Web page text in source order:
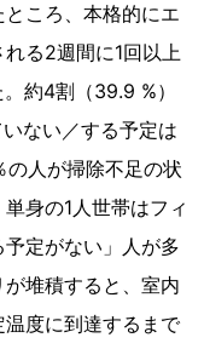
ころ、本格的にエ
る2週間に1回以上
約4割（39.9 %）
ない／する予定は
人が掃除不足の状
身の1人世帯はフィ
定がない」人が多
堆積すると、室内
度に到達するまで